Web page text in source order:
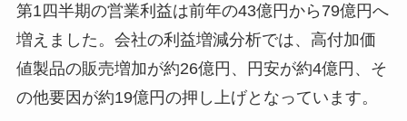
第1四半期の営業利益は前年の43億円から79億円へ
増えました。会社の利益増減分析では、高付加価
値製品の販売増加が約26億円、円安が約4億円、そ
の他要因が約19億円の押し上げとなっています。